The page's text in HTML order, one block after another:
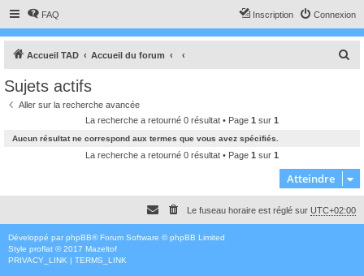
FAQ Connexion
Inscription
Accueil TAD Accueil du forum
c
h
e
Sujets actifs
Aller sur la recherche avancée
La recherche a retourné 0 résultat • Page 1 sur 1
Aucun résultat ne correspond aux termes que vous avez spécifiés.
La recherche a retourné 0 résultat • Page 1 sur 1
Atteindre
Le fuseau horaire est réglé sur UTC+02:00
Développé par phpBB® Forum Software © phpBB Limited
Style proflat © 2017 Mazeltof
PRIVACY_LINK | TERMS_LINK